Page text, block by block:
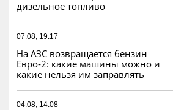
дизельное топливо
07.08, 19:17
На АЗС возвращается бензин
Евро‑2: какие машины можно и
какие нельзя им заправлять
04.08, 14:08